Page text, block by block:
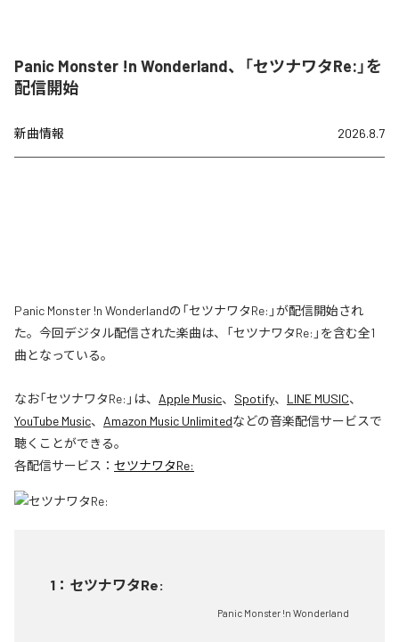
Panic Monster !n Wonderland、「セツナワタRe:」を
配信開始
新曲情報 2026.8.7
Panic Monster !n Wonderlandの「セツナワタRe:」が配信開始され
た。今回デジタル配信された楽曲は、「セツナワタRe:」を含む全1
曲となっている。
なお「セツナワタRe: 」は、 Apple Music、 Spotify、 LINE MUSIC、
YouTube Music、 Amazon Music Unlimitedなどの音楽配信サービスで
聴くことができる。
各配信サービス： セツナワタRe:
1 ： セツナワタRe:
Panic Monster !n Wonderland